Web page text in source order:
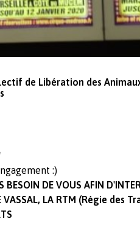
de Libération des
:)
BESOIN DE VOUS AFIN
VASSAL, LA RTM (Régie des